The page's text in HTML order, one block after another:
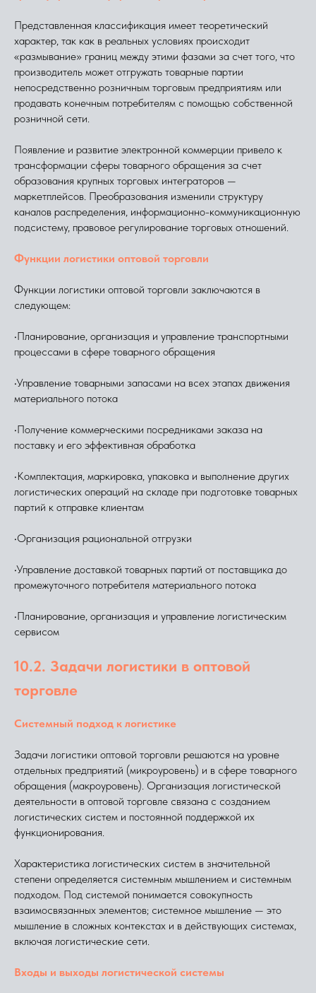
Представленная классификация имеет теоретический
характер, так как в реальных условиях происходит
«размывание» границ между этими фазами за счет того, что
производитель может отгружать товарные партии
непосредственно розничным торговым предприятиям или
продавать конечным потребителям с помощью собственной
розничной сети.
Появление и развитие электронной коммерции привело к
трансформации сферы товарного обращения за счет
образования крупных торговых интеграторов —
маркетплейсов. Преобразования изменили структуру
каналов распределения, информационно-коммуникационную
подсистему, правовое регулирование торговых отношений.
Функции логистики оптовой торговли
Функции логистики оптовой торговли заключаются в
следующем:
•Планирование, организация и управление транспортными
процессами в сфере товарного обращения
•Управление товарными запасами на всех этапах движения
материального потока
•Получение коммерческими посредниками заказа на
поставку и его эффективная обработка
•Комплектация, маркировка, упаковка и выполнение других
логистических операций на складе при подготовке товарных
партий к отправке клиентам
•Организация рациональной отгрузки
•Управление доставкой товарных партий от поставщика до
промежуточного потребителя материального потока
•Планирование, организация и управление логистическим
сервисом
10.2. Задачи логистики в оптовой
торговле
Системный подход к логистике
Задачи логистики оптовой торговли решаются на уровне
отдельных предприятий (микроуровень) и в сфере товарного
обращения (макроуровень). Организация логистической
деятельности в оптовой торговле связана с созданием
логистических систем и постоянной поддержкой их
функционирования.
Характеристика логистических систем в значительной
степени определяется системным мышлением и системным
подходом. Под системой понимается совокупность
взаимосвязанных элементов; системное мышление — это
мышление в сложных контекстах и в действующих системах,
включая логистические сети.
Входы и выходы логистической системы